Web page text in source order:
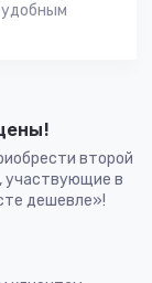
второй
участвующие в
дешевле»!